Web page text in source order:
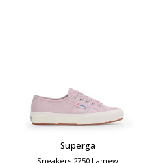
Superga
Sneakers 2750 Lamew